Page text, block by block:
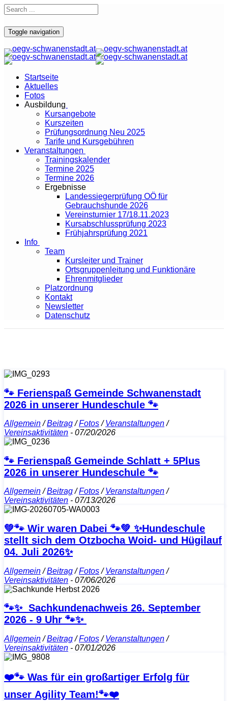
Toggle navigation
Startseite
Aktuelles
Fotos
Ausbildung
Kursangebote
Kurszeiten
Prüfungsordnung Neu 2025
Tarife und Kursgebühren
Veranstaltungen
Trainingskalender
Termine 2025
Termine 2026
Ergebnisse
Landessiegerprüfung OÖ für
Gebrauchshunde 2026
Vereinsturnier 17/18.11.2023
Kursabschlussprüfung 2023
Frühjahrsprüfung 2021
Info
Team
Kursleiter und Trainer
Ortsgruppenleitung und Funktionäre
Ehrenmitglieder
Platzordnung
Kontakt
Newsletter
Datenschutz
🐾 Ferienspaß Gemeinde Schwanenstadt
2026 in unserer Hundeschule 🐾
Allgemein/Beitrag/Fotos/Veranstaltungen/
Vereinsaktivitäten - 07/20/2026
🐾 Ferienspaß Gemeinde Schlatt + 5Plus
2026 in unserer Hundeschule 🐾
Allgemein/Beitrag/Fotos/Veranstaltungen/
Vereinsaktivitäten - 07/13/2026
💚🐾 Wir waren Dabei 🐾💚 ✨Hundeschule
stellt sich dem Otzbocha Woid- und Hügilauf
04. Juli 2026✨
Allgemein/Beitrag/Fotos/Veranstaltungen/
Vereinsaktivitäten - 07/06/2026
🐾✨ Sachkundenachweis 26. September
2026 - 9 Uhr 🐾✨
Allgemein/Beitrag/Fotos/Veranstaltungen/
Vereinsaktivitäten - 07/01/2026
❤️🐾 Was für ein großartiger Erfolg für
unser Agility Team!🐾❤️